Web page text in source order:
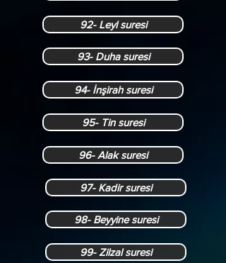
92- Leyl suresi
93- Duha suresi
94- İnşirah suresi
95- Tin suresi
96- Alak suresi
97- Kadir suresi
98- Beyyine suresi
99- Zilzal suresi